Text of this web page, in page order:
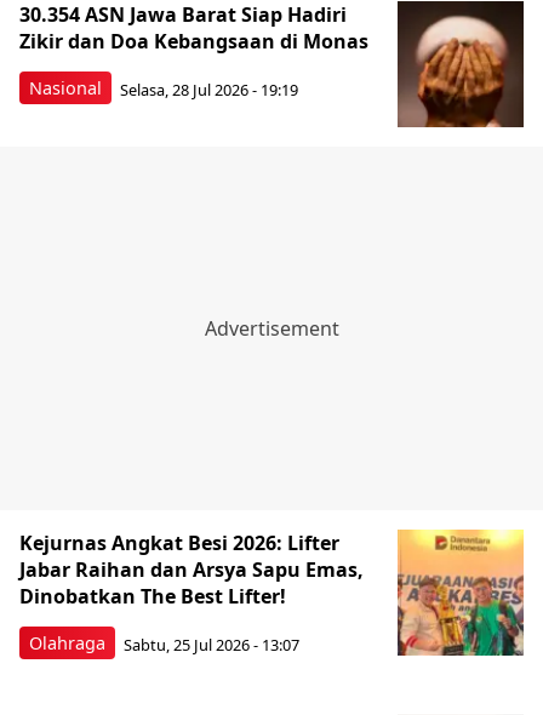
Nasional
30.354 ASN Jawa Barat Siap Hadiri
Zikir dan Doa Kebangsaan di Monas
Selasa, 28 Jul 2026 - 19:19
Olahraga
Kejurnas Angkat Besi 2026: Lifter
Jabar Raihan dan Arsya Sapu Emas,
Dinobatkan The Best Lifter!
Sabtu, 25 Jul 2026 - 13:07